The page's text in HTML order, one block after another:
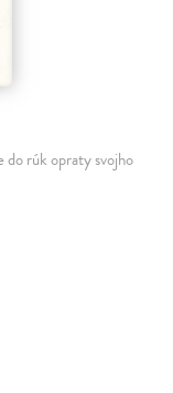
do rúk opraty svojho